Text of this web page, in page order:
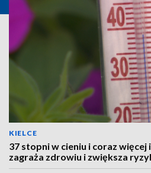
KIELCE
37 stopni w cieniu i coraz więcej
zagraża zdrowiu i zwiększa